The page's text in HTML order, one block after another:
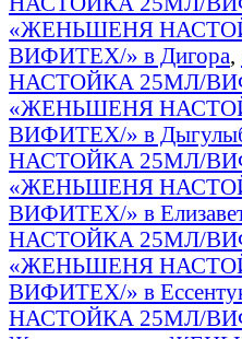
«ЖЕНЬШЕНЯ
ВИФИТЕХ/» в Дигора,
НАСТОЙКА 25МЛ/
«ЖЕНЬШЕНЯ
ВИФИТЕХ/» в
НАСТОЙКА 25МЛ/
«ЖЕНЬШЕНЯ
ВИФИТЕХ/» в
НАСТОЙКА 25МЛ/
«ЖЕНЬШЕНЯ
ВИФИТЕХ/» в
НАСТОЙКА 25МЛ/